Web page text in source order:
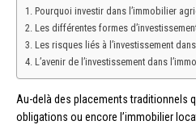
Pourquoi investir dans l’immobilier
Les différentes formes
Les risques liés à l’investissement
L’avenir de l’investissement dans
Au-delà des placements traditionnels
obligations ou encore l’immobilier